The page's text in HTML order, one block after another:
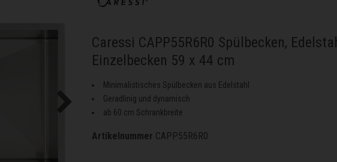
Caressi CAPP55R6R0 Spülbecken,
Einzelbecken 59 x 44 cm
Minimalistisches Spülbecken aus Edelstahl
Geradlinig und dynamisch
ab 60 cm Schrankbreite
Artikelnummer CAPP55R6R0